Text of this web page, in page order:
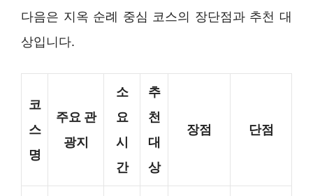
다음은 지옥 순례 중심 코스의 장단점과 추천 대
상입니다.
코
스
명
주요 관
광지
소
요
시
간
추
천
대
상
장점 단점